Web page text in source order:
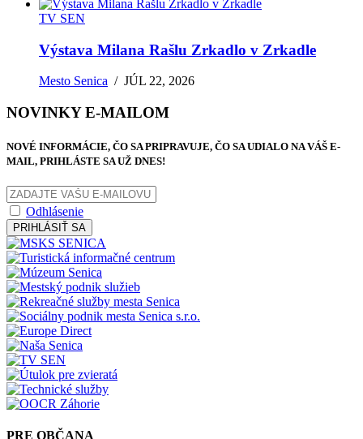
TV SEN
Výstava Milana Rašlu Zrkadlo v Zrkadle
Mesto Senica /JÚL 22, 2026
NOVINKY E-MAILOM
NOVÉ INFORMÁCIE, ČO SA PRIPRAVUJE, ČO SA UDIALO NA VÁŠ E-
MAIL, PRIHLÁSTE SA UŽ DNES!
Odhlásenie
PRIHLÁSIŤ SA
PRE OBČANA